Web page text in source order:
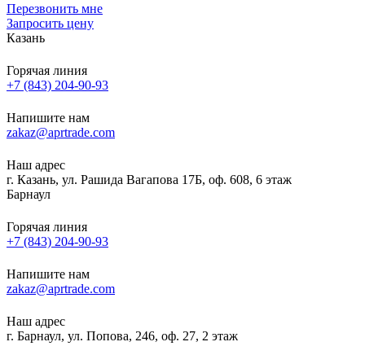
Перезвонить мне
Запросить цену
Казань
Горячая линия
+7 (843) 204-90-93
Напишите нам
zakaz@aprtrade.com
Наш адрес
г. Казань, ул. Рашида Вагапова 17Б, оф. 608, 6 этаж
Барнаул
Горячая линия
+7 (843) 204-90-93
Напишите нам
zakaz@aprtrade.com
Наш адрес
г. Барнаул, ул. Попова, 246, оф. 27, 2 этаж